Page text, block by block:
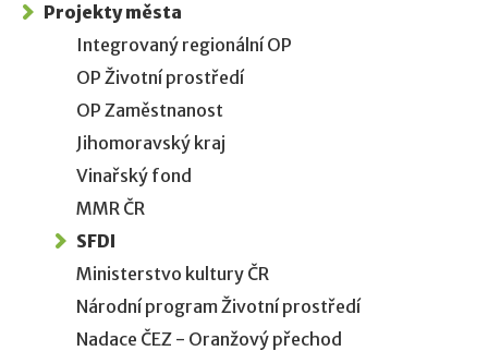
Projekty města
Integrovaný regionální OP
OP Životní prostředí
OP Zaměstnanost
Jihomoravský kraj
Vinařský fond
MMR ČR
SFDI
Ministerstvo kultury ČR
Národní program Životní prostředí
Nadace ČEZ - Oranžový přechod